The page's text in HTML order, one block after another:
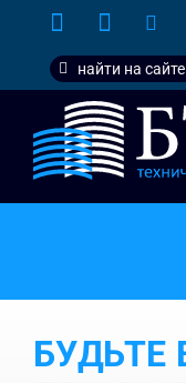
content
Search
for: